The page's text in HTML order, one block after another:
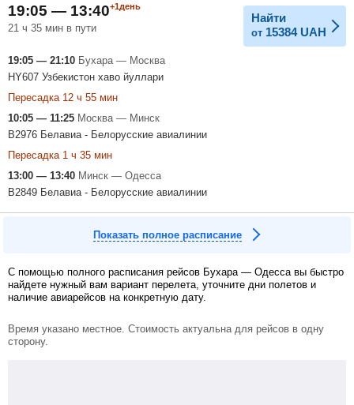
19:05 — 13:40+1день
21 ч 35 мин в пути
Найти
от 15384 UAH
19:05 — 21:10 Бухара — Москва
HY607 Узбекистон хаво йуллари
Пересадка 12 ч 55 мин
10:05 — 11:25 Москва — Минск
B2976 Белавиа - Белорусские авиалинии
Пересадка 1 ч 35 мин
13:00 — 13:40 Минск — Одесса
B2849 Белавиа - Белорусские авиалинии
Показать полное расписание
С помощью полного расписания рейсов Бухара — Одесса вы быстро
найдете нужный вам вариант перелета, уточните дни полетов и
наличие авиарейсов на конкретную дату.
Время указано местное. Стоимость актуальна для рейсов в одну
сторону.